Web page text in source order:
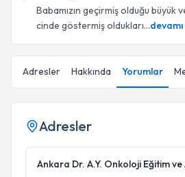
Babamızın geçirmiş olduğu
cinde göstermiş oldukları...devamı
Adresler Hakkında Yorumlar
Adresler
Ankara Dr. A.Y. Onkoloji Eğitim